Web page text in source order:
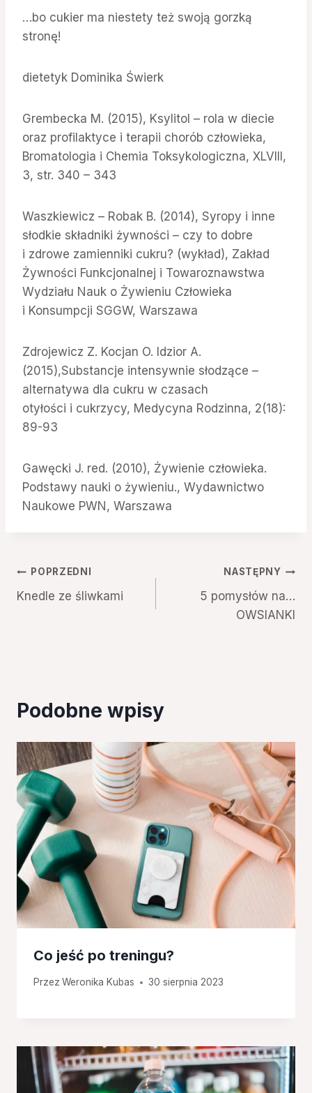
…bo cukier ma niestety też swoją gorzką
stronę!
dietetyk Dominika Świerk
Grembecka M. (2015), Ksylitol – rola w diecie
oraz profilaktyce i terapii chorób człowieka,
Bromatologia i Chemia Toksykologiczna, XLVIII,
3, str. 340 – 343
Waszkiewicz – Robak B. (2014), Syropy i inne
słodkie składniki żywności – czy to dobre
i zdrowe zamienniki cukru? (wykład), Zakład
Żywności Funkcjonalnej i Towaroznawstwa
Wydziału Nauk o Żywieniu Człowieka
i Konsumpcji SGGW, Warszawa
Zdrojewicz Z. Kocjan O. Idzior A.
(2015),Substancje intensywnie słodzące –
alternatywa dla cukru w czasach
otyłości i cukrzycy, Medycyna Rodzinna, 2(18):
89-93
Gawęcki J. red. (2010), Żywienie człowieka.
Podstawy nauki o żywieniu., Wydawnictwo
Naukowe PWN, Warszawa
Nawigacja
wpisu
POPRZEDNI
Knedle ze śliwkami
NASTĘPNY
5 pomysłów na…
OWSIANKI
Podobne wpisy
Co jeść po treningu?
Przez Weronika Kubas 30 sierpnia 2023